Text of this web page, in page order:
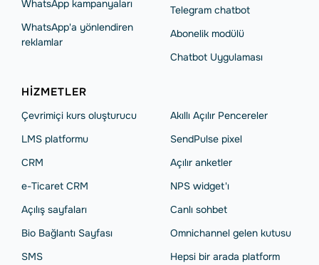
WhatsApp kampanyaları
WhatsApp'a yönlendiren
reklamlar
Telegram chatbot
Abonelik modülü
Chatbot Uygulaması
HIZMETLER
Çevrimiçi kurs oluşturucu
LMS platformu
CRM
e-Ticaret CRM
Açılış sayfaları
Bio Bağlantı Sayfası
SMS
Akıllı Açılır Pencereler
SendPulse pixel
Açılır anketler
NPS widget'ı
Сanlı sohbet
Omnichannel gelen kutusu
Hepsi bir arada platform